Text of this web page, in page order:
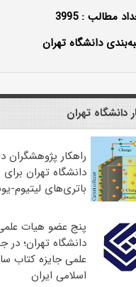
مطالب : 3995
دانشگاه تهران
دانشگاه تهران
راهکار پژوهشگران
دانشگاه تهران برای
باتری‌های لیتیوم-
پنج عضو هیات
دانشگاه تهران؛
علمی جایزه کتاب
اسلامی ایران